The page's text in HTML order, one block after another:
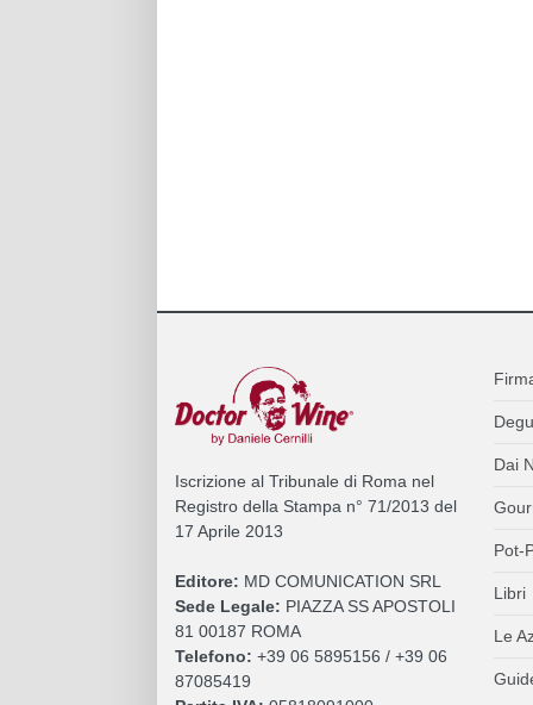
Iscrizione al Tribunale di Roma nel
Registro della Stampa n° 71/2013 del
17 Aprile 2013
Editore: MD COMUNICATION SRL
Sede Legale: PIAZZA SS APOSTOLI
81 00187 ROMA
Telefono: +39 06 5895156 / +39 06
87085419
Dai
Pot-
Libri
Le